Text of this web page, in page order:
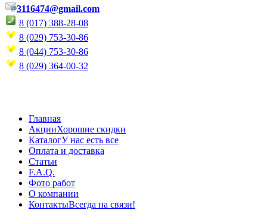
3116474@gmail.com
8 (017) 388-28-08
8 (029) 753-30-86
8 (044) 753-30-86
8 (029) 364-00-32
Главная
АкцииХорошие скидки
КаталогУ нас есть все
Оплата и доставка
Статьи
F.A.Q.
Фото работ
О компании
КонтактыВсегда на связи!